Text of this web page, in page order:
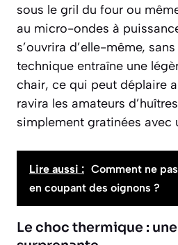
sous le gril du four ou
au micro-ondes à
s’ouvrira d’elle-même,
technique entraîne une
chair, ce qui peut déplaire
ravira les amateurs
simplement gratinées avec
Lire aussi : Comment ne
en coupant des oignons ?
Le choc thermique :